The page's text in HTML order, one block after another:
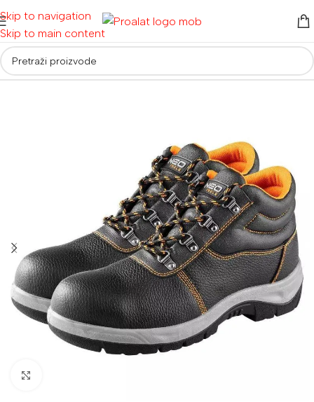
Skip to navigation
Skip to main content
Početna/ Radna odjeća i obuća